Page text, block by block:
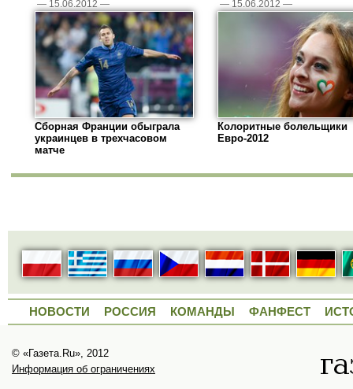
— 15.06.2012 —
Сборная Франции обыграла
украинцев в трехчасовом
матче
— 15.06.2012 —
Колоритные болельщики
Евро-2012
НОВОСТИ РОССИЯ КОМАНДЫ ФАНФЕСТ
© «Газета.Ru», 2012
Информация об ограничениях